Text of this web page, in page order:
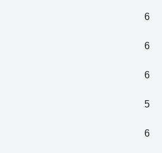
6
6
6
5
6